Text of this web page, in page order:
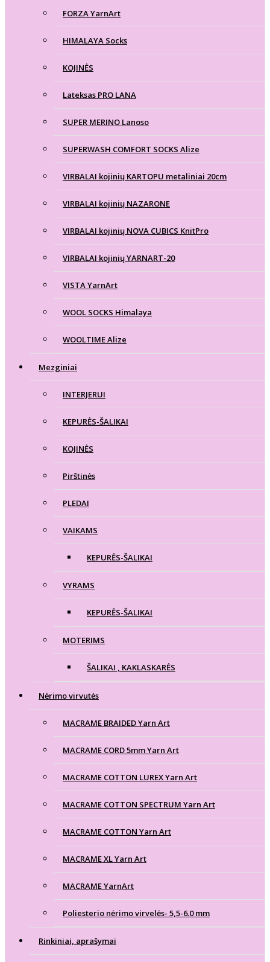
FORZA YarnArt
HIMALAYA Socks
KOJINĖS
Lateksas PRO LANA
SUPER MERINO Lanoso
SUPERWASH COMFORT SOCKS Alize
VIRBALAI kojinių KARTOPU metaliniai 20cm
VIRBALAI kojinių NAZARONE
VIRBALAI kojinių NOVA CUBICS KnitPro
VIRBALAI kojinių YARNART-20
VISTA YarnArt
WOOL SOCKS Himalaya
WOOLTIME Alize
Mezginiai
INTERJERUI
KEPURĖS-ŠALIKAI
KOJINĖS
Pirštinės
PLEDAI
VAIKAMS
KEPURĖS-ŠALIKAI
VYRAMS
KEPURĖS-ŠALIKAI
MOTERIMS
ŠALIKAI , KAKLASKARĖS
Nėrimo virvutės
MACRAME BRAIDED Yarn Art
MACRAME CORD 5mm Yarn Art
MACRAME COTTON LUREX Yarn Art
MACRAME COTTON SPECTRUM Yarn Art
MACRAME COTTON Yarn Art
MACRAME XL Yarn Art
MACRAME YarnArt
Poliesterio nėrimo virvelės- 5,5-6.0 mm
Rinkiniai, aprašymai